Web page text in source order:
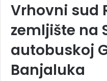
Vrhovni sud
zemljište na
autobuskoj
Banjaluka